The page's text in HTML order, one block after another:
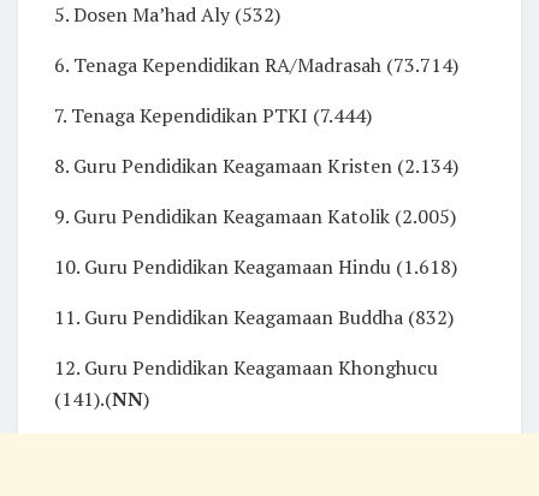
5. Dosen Ma’had Aly (532)
6. Tenaga Kependidikan RA/Madrasah (73.714)
7. Tenaga Kependidikan PTKI (7.444)
8. Guru Pendidikan Keagamaan Kristen (2.134)
9. Guru Pendidikan Keagamaan Katolik (2.005)
10. Guru Pendidikan Keagamaan Hindu (1.618)
11. Guru Pendidikan Keagamaan Buddha (832)
12. Guru Pendidikan Keagamaan Khonghucu
(141).(NN)